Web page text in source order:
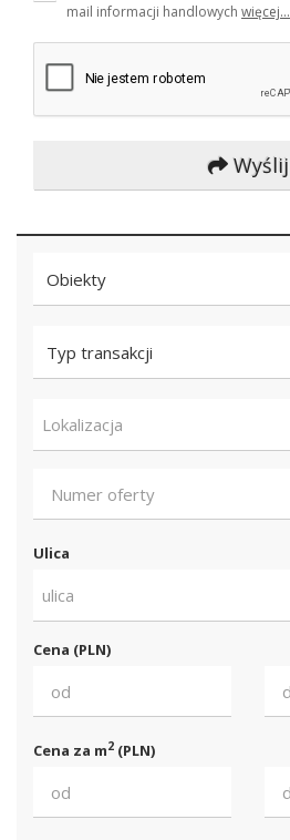
Obiekty
Typ transakcji
Lokalizacja
Ulica
ulica
Cena (PLN)
Cena za m2 (PLN)
mail informacji handlowych więcej...
Wyślij